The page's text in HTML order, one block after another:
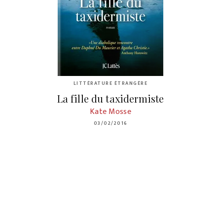
LITTÉRATURE ÉTRANGÈRE
La fille du taxidermiste
Kate Mosse
03/02/2016